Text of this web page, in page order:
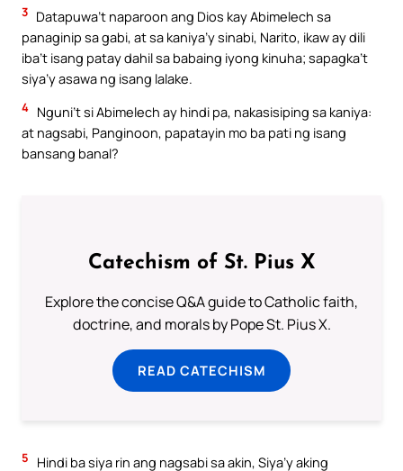
3 Datapuwa’t naparoon ang Dios kay Abimelech sa
panaginip sa gabi, at sa kaniya’y sinabi, Narito, ikaw ay dili
iba’t isang patay dahil sa babaing iyong kinuha; sapagka’t
siya’y asawa ng isang lalake.
4 Nguni’t si Abimelech ay hindi pa, nakasisiping sa kaniya:
at nagsabi, Panginoon, papatayin mo ba pati ng isang
bansang banal?
Catechism of St. Pius X
Explore the concise Q&A guide to Catholic faith,
doctrine, and morals by Pope St. Pius X.
READ CATECHISM
5
Hindi ba siya rin ang nagsabi sa akin, Siya’y aking